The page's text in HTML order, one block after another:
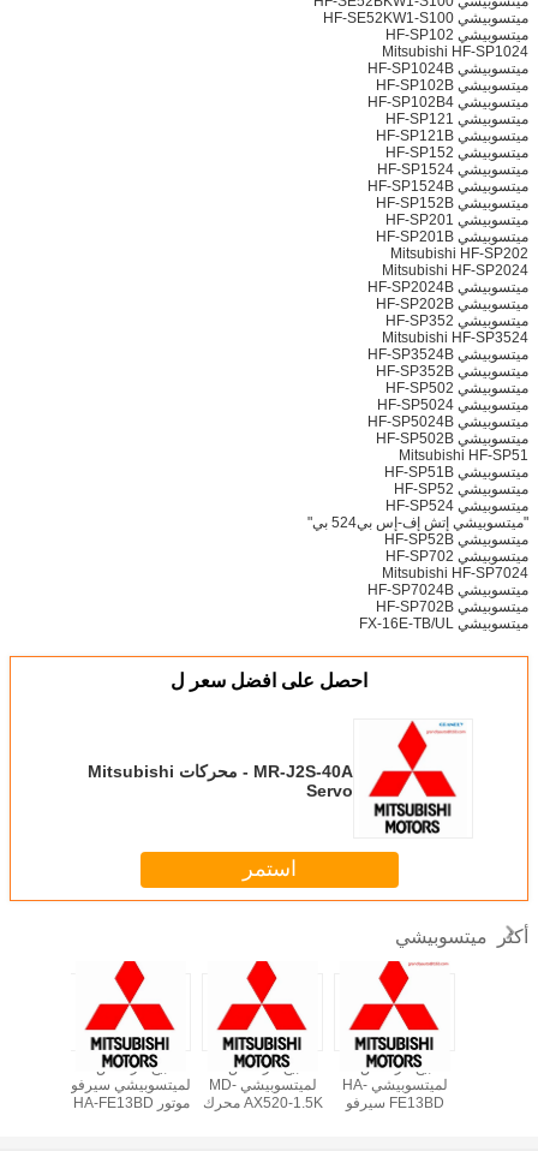
ميتسوبيشي HF-SE52KW1-S100
ميتسوبيشي HF-SP102
Mitsubishi HF-SP1024
ميتسوبيشي HF-SP1024B
ميتسوبيشي HF-SP102B
ميتسوبيشي HF-SP102B4
ميتسوبيشي HF-SP121
ميتسوبيشي HF-SP121B
ميتسوبيشي HF-SP152
ميتسوبيشي HF-SP1524
ميتسوبيشي HF-SP1524B
ميتسوبيشي HF-SP152B
ميتسوبيشي HF-SP201
ميتسوبيشي HF-SP201B
Mitsubishi HF-SP202
Mitsubishi HF-SP2024
ميتسوبيشي HF-SP2024B
ميتسوبيشي HF-SP202B
ميتسوبيشي HF-SP352
Mitsubishi HF-SP3524
ميتسوبيشي HF-SP3524B
ميتسوبيشي HF-SP352B
ميتسوبيشي HF-SP502
ميتسوبيشي HF-SP5024
ميتسوبيشي HF-SP5024B
ميتسوبيشي HF-SP502B
Mitsubishi HF-SP51
ميتسوبيشي HF-SP51B
ميتسوبيشي HF-SP52
ميتسوبيشي HF-SP524
"ميتسوبيشي إتش إف-إس بي524 بي"
ميتسوبيشي HF-SP52B
ميتسوبيشي HF-SP702
Mitsubishi HF-SP7024
ميتسوبيشي HF-SP7024B
ميتسوبيشي HF-SP702B
ميتسوبيشي FX-16E-TB/UL
احصل على افضل سعر ل
MR-J2S-40A - محركات Mitsubishi
Servo
استمر
أكثر ميتسوبيشي
بيع الرصاص
لميتسوبيشي سيرفو
موتور HA-FE13BD
بيع الرصاص
لميتسوبيشي MD-
AX520-1.5K محرك
بيع الرصاص
لميتسوبيشي HA-
FE13BD سيرفو